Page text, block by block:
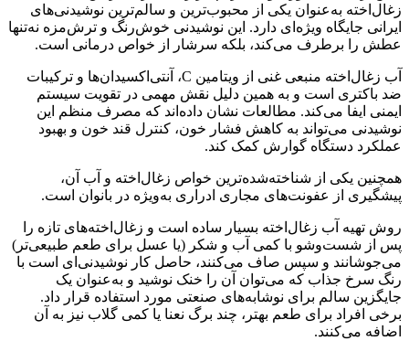
زغال‌اخته به‌عنوان یکی از محبوب‌ترین و سالم‌ترین نوشیدنی‌های
ایرانی جایگاه ویژه‌ای دارد. این نوشیدنی خوش‌رنگ و ترش‌مزه نه‌تنها
عطش را برطرف می‌کند، بلکه سرشار از خواص درمانی است.
آب زغال‌اخته منبعی غنی از ویتامین C، آنتی‌اکسیدان‌ها و ترکیبات
ضد باکتری است و به همین دلیل نقش مهمی در تقویت سیستم
ایمنی ایفا می‌کند. مطالعات نشان داده‌اند که مصرف منظم این
نوشیدنی می‌تواند به کاهش فشار خون، کنترل قند خون و بهبود
عملکرد دستگاه گوارش کمک کند.
همچنین یکی از شناخته‌شده‌ترین خواص زغال‌اخته و آب آن،
پیشگیری از عفونت‌های مجاری ادراری به‌ویژه در بانوان است.
روش تهیه آب زغال‌اخته بسیار ساده است و زغال‌اخته‌های تازه را
پس از شست‌وشو با کمی آب و شکر (یا عسل برای طعم طبیعی‌تر)
می‌جوشانند و سپس صاف می‌کنند، حاصل کار نوشیدنی‌ای است با
رنگ سرخ جذاب که می‌توان آن را خنک نوشید و به‌عنوان یک
جایگزین سالم برای نوشابه‌های صنعتی مورد استفاده قرار داد.
برخی افراد برای طعم بهتر، چند برگ نعنا یا کمی گلاب نیز به آن
اضافه می‌کنند.